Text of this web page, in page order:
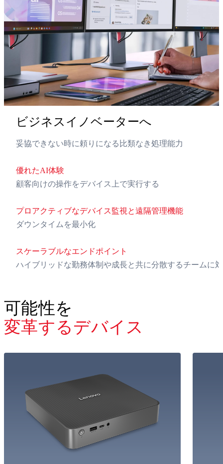
ビジネスイノベーターへ
妥協できない時に頼りになる比類なき処理能力
優れたAI体験
顧客向けの操作をデバイス上で実行する
プロアクティブなデバイス監視と遠隔管理機能
ダウンタイムを最小化
スケーラブルなエンドポイント
ハイブリッドな勤務体制や成長と共に分散するチームに
可能性を
変革するデバイス